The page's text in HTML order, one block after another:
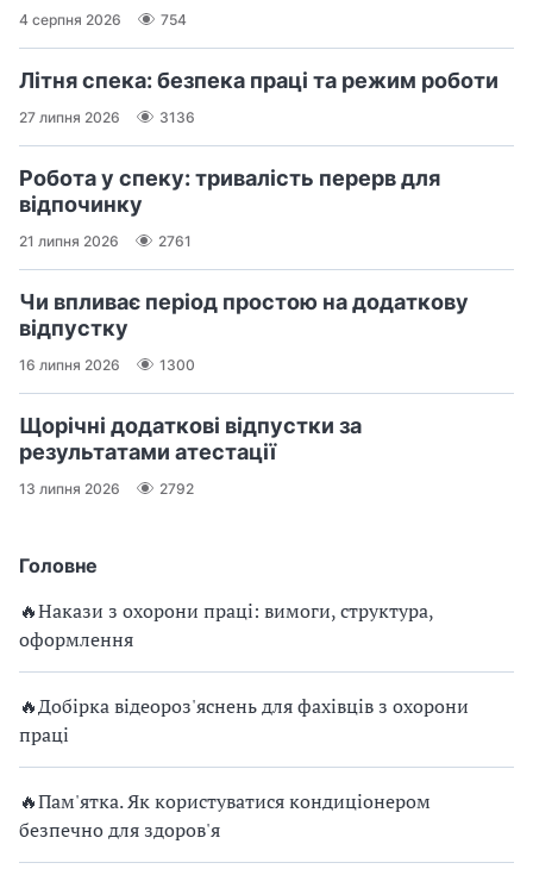
Головне
🔥Накази з охорони праці: вимоги, структура,
оформлення
🔥Добірка відеороз'яснень для фахівців з охорони
праці
🔥Пам'ятка. Як користуватися кондиціонером
безпечно для здоров'я
4 серпня 2026 754
Літня спека: безпека праці та режим роботи
27 липня 2026 3136
Робота у спеку: тривалість перерв для
відпочинку
21 липня 2026 2761
Чи впливає період простою на додаткову
відпустку
16 липня 2026 1300
Щорічні додаткові відпустки за
результатами атестації
13 липня 2026 2792